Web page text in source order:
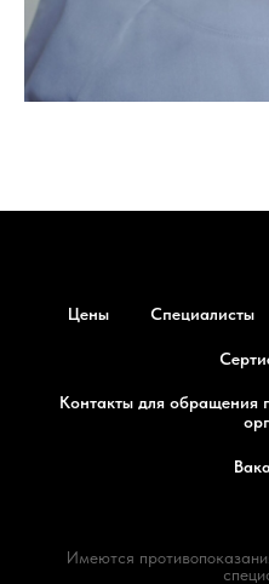
Цены Специалисты
Контакты для обращения
Имеются